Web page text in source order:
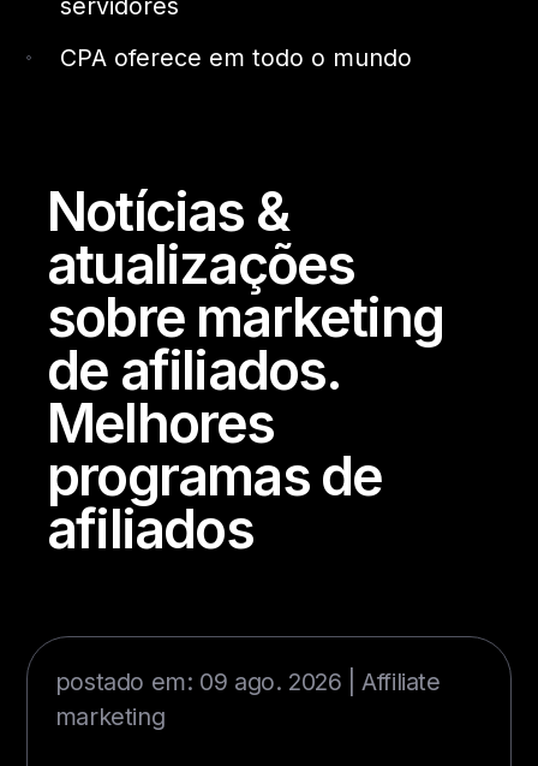
servidores
CPA oferece em todo o mundo
Notícias &
atualizações
sobre marketing
de afiliados.
Melhores
programas de
afiliados
postado em: 09 ago. 2026 | Affiliate
marketing